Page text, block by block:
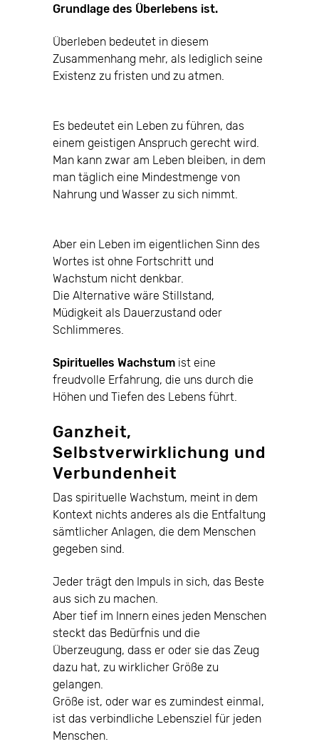
Grundlage des Überlebens ist.
Überleben bedeutet in diesem
Zusammenhang mehr, als lediglich seine
Existenz zu fristen und zu atmen.
Es bedeutet ein Leben zu führen, das
einem geistigen Anspruch gerecht wird.
Man kann zwar am Leben bleiben, in dem
man täglich eine Mindestmenge von
Nahrung und Wasser zu sich nimmt.
Aber ein Leben im eigentlichen Sinn des
Wortes ist ohne Fortschritt und
Wachstum nicht denkbar.
Die Alternative wäre Stillstand,
Müdigkeit als Dauerzustand oder
Schlimmeres.
Spirituelles Wachstum ist eine
freudvolle Erfahrung, die uns durch die
Höhen und Tiefen des Lebens führt.
Ganzheit,
Selbstverwirklichung und
Verbundenheit
Das spirituelle Wachstum, meint in dem
Kontext nichts anderes als die Entfaltung
sämtlicher Anlagen, die dem Menschen
gegeben sind.
Jeder trägt den Impuls in sich, das Beste
aus sich zu machen.
Aber tief im Innern eines jeden Menschen
steckt das Bedürfnis und die
Überzeugung, dass er oder sie das Zeug
dazu hat, zu wirklicher Größe zu
gelangen.
Größe ist, oder war es zumindest einmal,
ist das verbindliche Lebensziel für jeden
Menschen.